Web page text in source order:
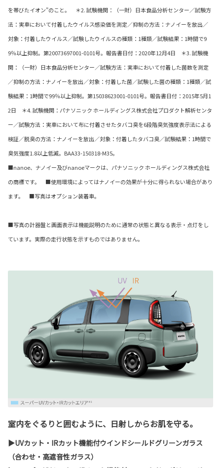
を帯びたイオン”のこと。 ＊2. 試験機関：（一財）日本食品分析センター／試験方
法：実車において付着したウイルス感染価を測定／抑制の方法：ナノイーを放出／
対象：付着したウイルス／試験したウイルスの種類：1種類／試験結果：1時間で9
9％以上抑制。第20073697001-0101号。報告書日付：2020年12月4日 ＊3. 試験機
関：（一財）日本食品分析センター／試験方法：実車において付着した菌数を測定
／抑制の方法：ナノイーを放出／対象：付着した菌／試験した菌の種類：1種類／試
験結果：1時間で99％以上抑制。第15038623001-0101号。報告書日付：2015年5月1
2日 ＊4. 試験機関：パナソニック ホールディングス株式会社プロダクト解析センタ
ー／試験方法：実車において布に付着させたタバコ臭を6段階臭気強度表示法による
検証／脱臭の方法：ナノイーを放出／対象：付着したタバコ臭／試験結果：1時間で
臭気強度1.8以上低減。BAA33-150318-M35。
■nanoe、ナノイー及びnanoeマークは、パナソニック ホールディングス株式会社
の商標です。 ■使用環境によってはナノイーの効果が十分に得られない場合があり
ます。 ■写真はオプション装着車。
■写真の計器盤と画面表示は機能説明のために通常の状態と異なる表示・点灯をし
ています。実際の走行状態を示すものではありません。
室内をぐるりと囲むように、日射しからお肌を守る。
▶UVカット・IRカット機能付ウインドシールドグリーンガラス
（合わせ・高遮音性ガラス）